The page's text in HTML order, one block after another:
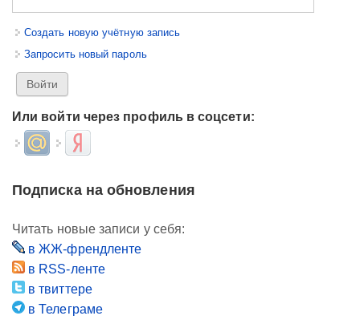
Создать новую учётную запись
Запросить новый пароль
Или войти через профиль в соцсети:
Login with Mail.ruLogin with Яндекс
Подписка на обновления
Читать новые записи у себя:
в ЖЖ-френдленте
в RSS-ленте
в твиттере
в Телеграме